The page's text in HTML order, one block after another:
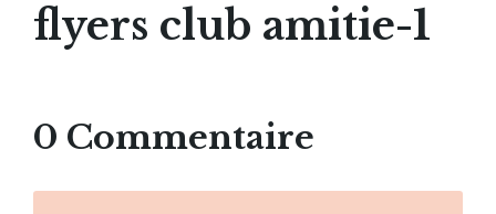
flyers club amitie-1
0 Commentaire